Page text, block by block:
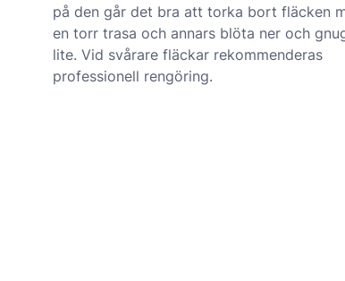
på den går det bra att torka bort fläcken
en torr trasa och annars blöta ner och
lite. Vid svårare fläckar rekommenderas
professionell rengöring.